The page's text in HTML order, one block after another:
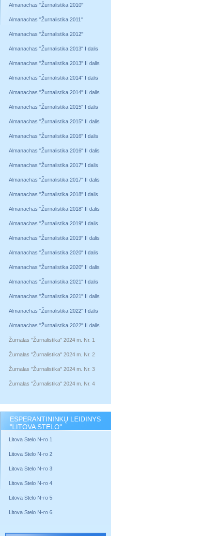
Almanachas "Žurnalistika 2010"
Almanachas "Žurnalistika 2011"
Almanachas "Žurnalistika 2012"
Almanachas "Žurnalistika 2013" I dalis
Almanachas "Žurnalistika 2013" II dalis
Almanachas "Žurnalistika 2014" I dalis
Almanachas "Žurnalistika 2014" II dalis
Almanachas "Žurnalistika 2015" I dalis
Almanachas "Žurnalistika 2015" II dalis
Almanachas "Žurnalistika 2016" I dalis
Almanachas "Žurnalistika 2016" II dalis
Almanachas "Žurnalistika 2017" I dalis
Almanachas "Žurnalistika 2017" II dalis
Almanachas "Žurnalistika 2018" I dalis
Almanachas "Žurnalistika 2018" II dalis
Almanachas "Žurnalistika 2019" I dalis
Almanachas "Žurnalistika 2019" II dalis
Almanachas "Žurnalistika 2020" I dalis
Almanachas "Žurnalistika 2020" II dalis
Almanachas "Žurnalistika 2021" I dalis
Almanachas "Žurnalistika 2021" II dalis
Almanachas "Žurnalistika 2022" I dalis
Almanachas "Žurnalistika 2022" II dalis
Žurnalas "Žurnalistika" 2024 m. Nr. 1
Žurnalas "Žurnalistika" 2024 m. Nr. 2
Žurnalas "Žurnalistika" 2024 m. Nr. 3
Žurnalas "Žurnalistika" 2024 m. Nr. 4
ESPERANTININKŲ LEIDINYS
"LITOVA STELO"
Litova Stelo N-ro 1
Litova Stelo N-ro 2
Litova Stelo N-ro 3
Litova Stelo N-ro 4
Litova Stelo N-ro 5
Litova Stelo N-ro 6